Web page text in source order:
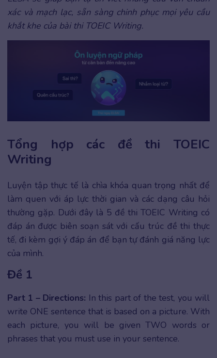
xác và mạch lạc, sẵn sàng chinh phục mọi yêu cầu
khắt khe của bài thi TOEIC Writing.
Tổng hợp các đề thi TOEIC
Writing
Luyện tập thực tế là chìa khóa quan trọng nhất để
làm quen với áp lực thời gian và các dạng câu hỏi
thường gặp. Dưới đây là 5 đề thi TOEIC Writing có
đáp án được biên soạn sát với cấu trúc đề thi thực
tế, đi kèm gợi ý đáp án để bạn tự đánh giá năng lực
của mình.
Đề 1
Part 1 – Directions: In this part of the test, you will
write ONE sentence that is based on a picture. With
each picture, you will be given TWO words or
phrases that you must use in your sentence.